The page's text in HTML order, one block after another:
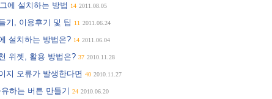
에 설치하는 방법 14 2011.08.05
기, 이용후기 및 팁 11 2011.06.24
설치하는 방법은? 14 2011.06.04
위젯, 활용 방법은? 37 2010.11.28
지 오류가 발생한다면 40 2010.11.27
하는 버튼 만들기 24 2010.06.20